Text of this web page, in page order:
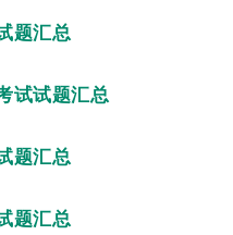
题汇总
试试题汇总
题汇总
题汇总